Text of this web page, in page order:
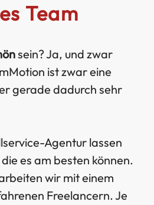
Team
sein? Ja, und zwar
ist zwar eine
gerade dadurch sehr
Agentur lassen
es am besten können.
wir mit einem
Freelancern. Je